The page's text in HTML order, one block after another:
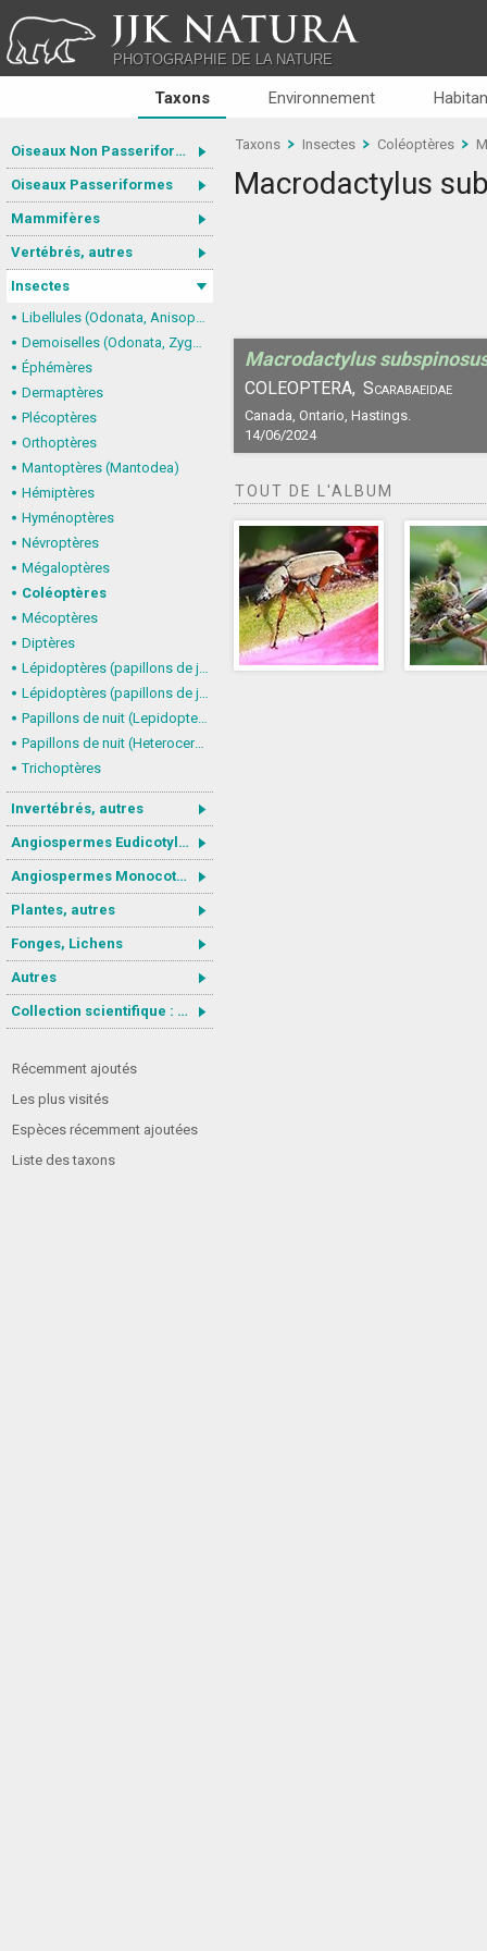
JJK NATURA
PHOTOGRAPHIE DE LA NATURE
Taxons Environnement
Oiseaux Non Passeriformes
Oiseaux Passeriformes
Mammifères
Vertébrés, autres
Insectes
Libellules (Odonata, Anisoptera)
Demoiselles (Odonata, Zygoptera)
Éphémères
Dermaptères
Plécoptères
Orthoptères
Mantoptères (Mantodea)
Hémiptères
Hyménoptères
Névroptères
Mégaloptères
Coléoptères
Mécoptères
Diptères
Lépidoptères (papillons de jour) : nymphalidés
Lépidoptères (papillons de jour, Rhopalocera), autres
Papillons de nuit (Lepidoptera, Heterocera) : Noctuoidea
Papillons de nuit (Heterocera), autres
Trichoptères
Invertébrés, autres
Angiospermes Eudicotylédones
Angiospermes Monocotylédones
Plantes, autres
Fonges, Lichens
Autres
Collection scientifique : Gastrotricha
Récemment ajoutés
Les plus visités
Espèces récemment ajoutées
Liste des taxons
Taxons Insectes Coléoptères
Macrodactylus
Macrodactylus
COLEOPTERA, Scarabaeidae
Canada, Ontario, Hastings.
14/06/2024
TOUT DE L'ALBUM